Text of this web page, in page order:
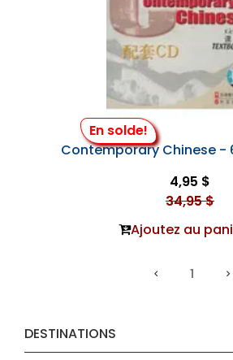
DESTINATIONS
En solde!
Contemporary Chinese -
4,95 $
34,95 $
Ajoutez au
1